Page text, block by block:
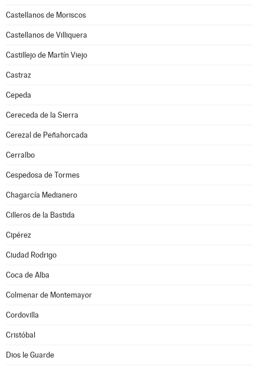
Castellanos de Moriscos
Castellanos de Villiquera
Castillejo de Martín Viejo
Castraz
Cepeda
Cereceda de la Sierra
Cerezal de Peñahorcada
Cerralbo
Cespedosa de Tormes
Chagarcía Medianero
Cilleros de la Bastida
Cipérez
Ciudad Rodrigo
Coca de Alba
Colmenar de Montemayor
Cordovilla
Cristóbal
Dios le Guarde